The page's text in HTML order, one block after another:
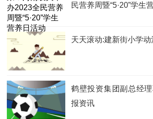
民营养周暨“5·20”学生
天天滚动:建新街小学
鹤壁投资集团副总经
报资讯